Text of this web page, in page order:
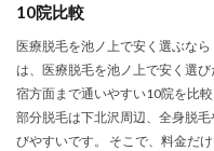
10院比較
医療脱毛を池ノ上で安く選ぶな
は、医療脱毛を池ノ上で安く選
宿方面まで通いやすい10院を比
部分脱毛は下北沢周辺、全身脱
びやすいです。 そこで、料金だ